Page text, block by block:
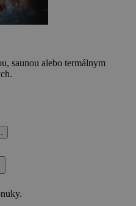
saunou alebo termálnym